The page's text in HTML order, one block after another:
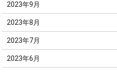
2023年9月
2023年8月
2023年7月
2023年6月